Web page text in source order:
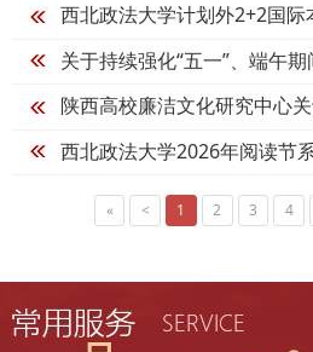
« < 1 2 3 4